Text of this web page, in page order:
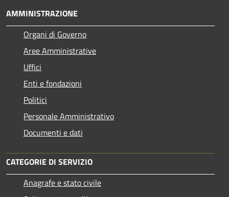
AMMINISTRAZIONE
Organi di Governo
Aree Amministrative
Uffici
Enti e fondazioni
Politici
Personale Amministrativo
Documenti e dati
CATEGORIE DI SERVIZIO
Anagrafe e stato civile